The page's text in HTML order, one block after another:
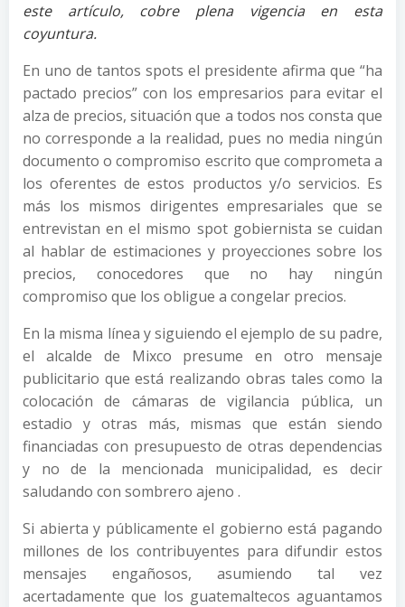
este artículo, cobre plena vigencia en esta
coyuntura.
En uno de tantos spots el presidente afirma que “ha
pactado precios” con los empresarios para evitar el
alza de precios, situación que a todos nos consta que
no corresponde a la realidad, pues no media ningún
documento o compromiso escrito que comprometa a
los oferentes de estos productos y/o servicios. Es
más los mismos dirigentes empresariales que se
entrevistan en el mismo spot gobiernista se cuidan
al hablar de estimaciones y proyecciones sobre los
precios, conocedores que no hay ningún
compromiso que los obligue a congelar precios.
En la misma línea y siguiendo el ejemplo de su padre,
el alcalde de Mixco presume en otro mensaje
publicitario que está realizando obras tales como la
colocación de cámaras de vigilancia pública, un
estadio y otras más, mismas que están siendo
financiadas con presupuesto de otras dependencias
y no de la mencionada municipalidad, es decir
saludando con sombrero ajeno .
Si abierta y públicamente el gobierno está pagando
millones de los contribuyentes para difundir estos
mensajes engañosos, asumiendo tal vez
acertadamente que los guatemaltecos aguantamos